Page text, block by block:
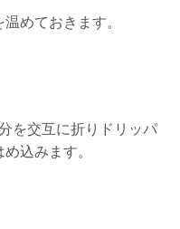
めておきます。
を交互に折りドリッパ
込みます。